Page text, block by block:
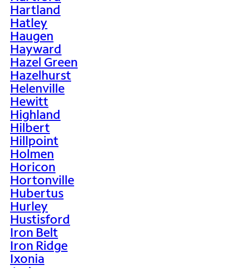
Hartland
Hatley
Haugen
Hayward
Hazel Green
Hazelhurst
Helenville
Hewitt
Highland
Hilbert
Hillpoint
Holmen
Horicon
Hortonville
Hubertus
Hurley
Hustisford
Iron Belt
Iron Ridge
Ixonia